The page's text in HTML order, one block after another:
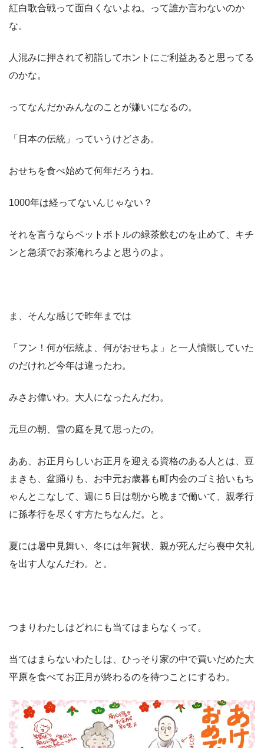
紅白歌合戦って面白くないよね。って誰か言わないのか
な。
人混みに押されて初詣してホントにご利益あると思ってる
のかな。
ってなんだかみんなのことが嫌いになるの。
「日本の伝統」っていうけどさあ。
おせちを食べ始めて何年だろうね。
1000年は経ってないんじゃない？
それを言うならペットボトルの緑茶飲むのを止めて、キチ
ンと急須でお茶淹れろよと思うのよ。
ま、そんな感じで昨年までは
「フン！何が伝統よ、何がおせちよ」と一人憤慨していた
のだけれど今年は違ったわ。
みさお偉いわ。大人になったんだわ。
元旦の朝、雪の庭を見て思ったの。
ああ、お正月らしいお正月を迎える資格のある人とは、豆
まきも、盆踊りも、お中元お歳暮も町内会のゴミ拾いもち
ゃんとこなして、週に５日は朝から晩まで働いて、親孝行
に孫孝行を尽くす方たちなんだ。と。
夏には暑中見舞い、冬には年賀状、親が死んだら喪中欠礼
を出す人なんだわ。と。
つまりわたしはどれにも当てはまらなくって。
当てはまらないわたしは、ひっそり家の中で買いだめた大
平原を食べてお正月が終わるのを待つことにするわ。